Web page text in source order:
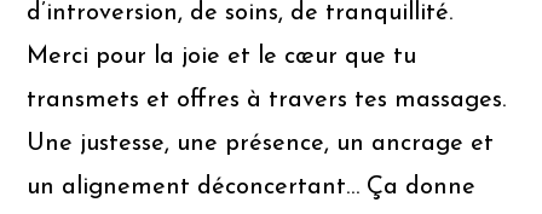
d’introversion, de soins, de tranquillité.
Merci pour la joie et le cœur que tu
transmets et offres à travers tes massages.
Une justesse, une présence, un ancrage et
un alignement déconcertant… Ça donne